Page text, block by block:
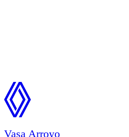
Vasa Arroyo